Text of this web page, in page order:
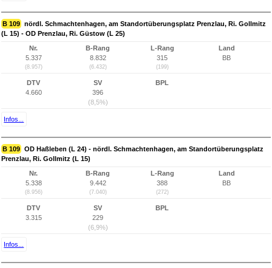
B 109 nördl. Schmachtenhagen, am Standortüberungsplatz Prenzlau, Ri. Gollmitz
(L 15) - OD Prenzlau, Ri. Güstow (L 25)
Nr.
5.337
(8.957)
B-Rang
8.832
(6.432)
L-Rang
315
(199)
Land
BB
DTV
4.660
SV
396
(8,5%)
BPL
Infos...
B 109 OD Haßleben (L 24) - nördl. Schmachtenhagen, am Standortüberungsplatz
Prenzlau, Ri. Gollmitz (L 15)
Nr.
5.338
(8.956)
B-Rang
9.442
(7.040)
L-Rang
388
(272)
Land
BB
DTV
3.315
SV
229
(6,9%)
BPL
Infos...